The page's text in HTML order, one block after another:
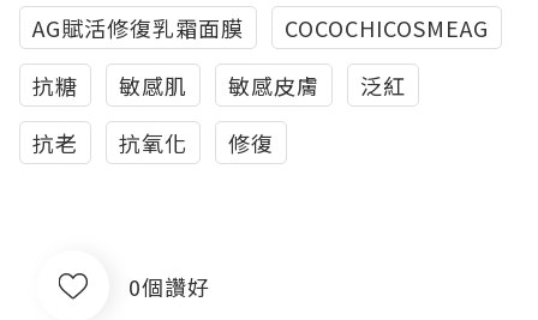
AG賦活修復乳霜面膜
COCOCHICOSMEAG
抗糖
敏感肌 敏感皮膚
泛紅
抗老
抗氧化 修復
0個讚好